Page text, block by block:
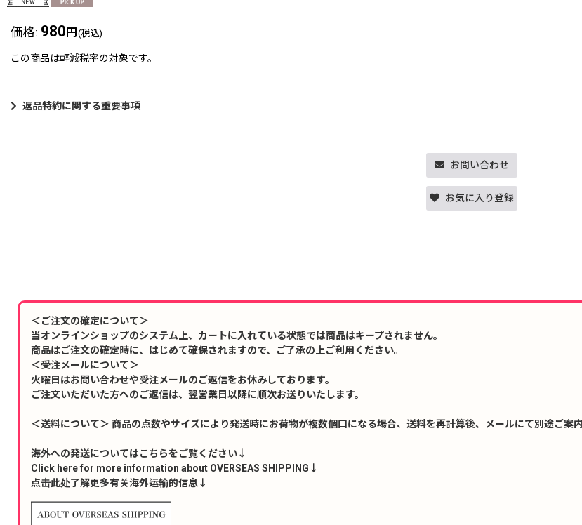
価格: 980 円 (税込)
この商品は軽減税率の対象です。
返品特約に関する重要事項
お問い合わせ
お気に入り登録
＜ご注文の確定について＞
当オンラインショップのシステム上、カートに入れている状態では商品はキープされません。
商品はご注文の確定時に、はじめて確保されますので、ご了承の上ご利用ください。
＜受注メールについて＞
火曜日はお問い合わせや受注メールのご返信をお休みしております。
ご注文いただいた方へのご返信は、翌営業日以降に順次お送りいたします。
＜送料について＞ 商品の点数やサイズにより発送時にお荷物が複数個口になる場合、送料を再計算後、メールにて別途ご案
海外への発送についてはこちらをご覧ください↓
Click here for more information about OVERSEAS SHIPPING↓
点击此处了解更多有关海外运输的信息↓